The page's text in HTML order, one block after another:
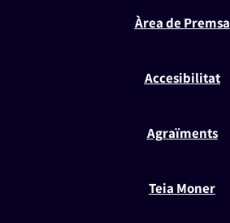
Àrea de Premsa
Accesibilitat
Agraïments
Teia Moner